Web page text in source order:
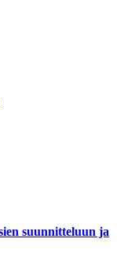
suunnitteluun ja